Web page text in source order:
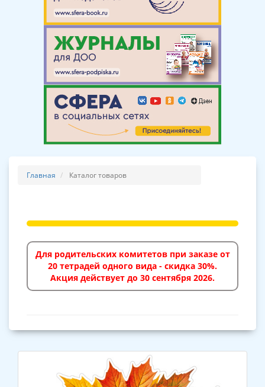
Главная Каталог товаров
Для родительских комитетов при заказе от
20 тетрадей одного вида - скидка 30%.
Акция действует до 30 сентября 2026.